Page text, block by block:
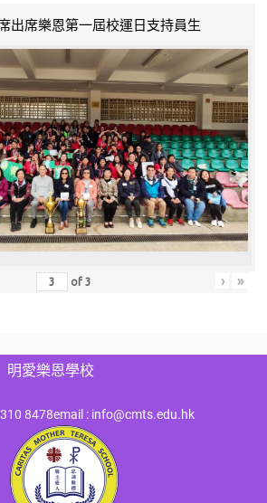
出席樂恩第一屆校運日支持員生
of3 › »
明愛樂恩學校
8478email : info@cmts.edu.hk